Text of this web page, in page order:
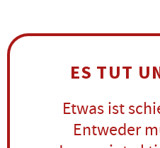
ES TUT
Etwas ist
Entweder